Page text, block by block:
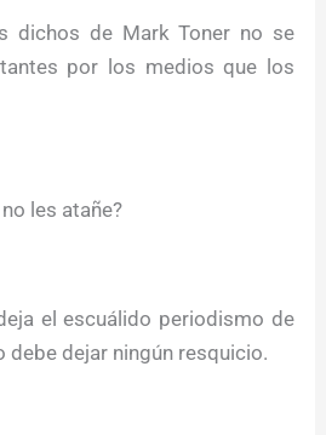
dichos de Mark Toner no se
por los medios que los
les atañe?
el escuálido periodismo de
debe dejar ningún resquicio.